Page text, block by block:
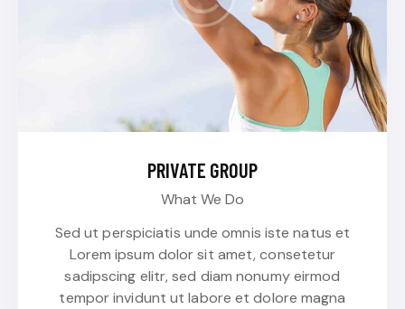
PRIVATE GROUP
What We Do
Sed ut perspiciatis unde omnis iste natus et
Lorem ipsum dolor sit amet, consetetur
sadipscing elitr, sed diam nonumy eirmod
tempor invidunt ut labore et dolore magna